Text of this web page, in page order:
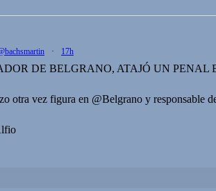
· 17h
DE BELGRANO, ATAJÓ UN PENAL
otra vez figura en @Belgrano y responsable